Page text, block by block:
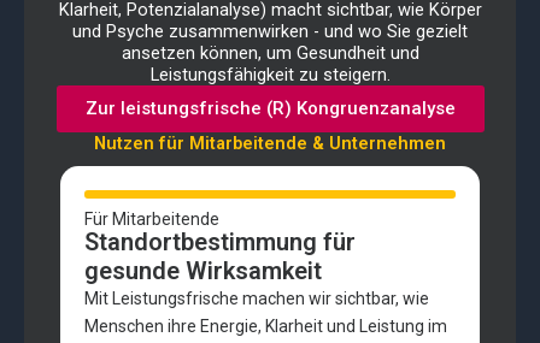
Klarheit, Potenzialanalyse) macht sichtbar, wie Körper
und Psyche zusammenwirken - und wo Sie gezielt
ansetzen können, um Gesundheit und
Leistungsfähigkeit zu steigern.
Zur leistungsfrische (R) Kongruenzanalyse
Nutzen für Mitarbeitende & Unternehmen
Für Mitarbeitende
Standortbestimmung für
gesunde Wirksamkeit
Mit Leistungsfrische machen wir sichtbar, wie
Menschen ihre Energie, Klarheit und Leistung im